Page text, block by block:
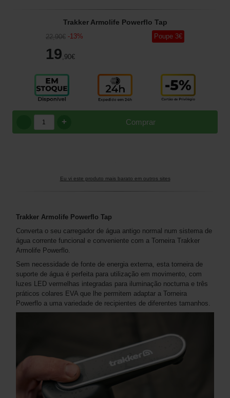
Trakker Armolife Powerflo Tap
22,90€ -13%
19 ,90€
Poupe 3€
Comprar
+
Eu vi este produto mais barato em outros sites
Trakker Armolife Powerflo Tap
Converta o seu carregador de água antigo normal num sistema de
água corrente funcional e conveniente com a Torneira Trakker
Armolife Powerflo.
Sem necessidade de fonte de energia externa, esta torneira de
suporte de água é perfeita para utilização em movimento, com
luzes LED vermelhas integradas para iluminação nocturna e três
práticos colares EVA que lhe permitem adaptar a Torneira
Powerflo a uma variedade de recipientes de diferentes tamanhos.